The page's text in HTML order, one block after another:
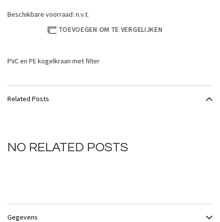
Beschikbare voorraad: n.v.t.
TOEVOEGEN OM TE VERGELIJKEN
PVC en PE kogelkraan met filter
Related Posts
NO RELATED POSTS
Gegevens